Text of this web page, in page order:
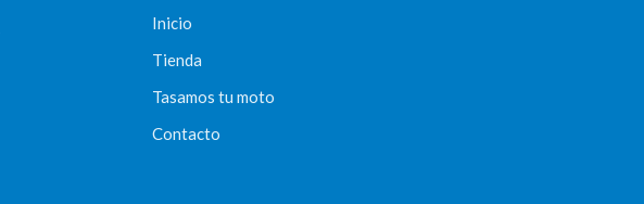
Inicio
Tienda
Tasamos tu moto
Contacto